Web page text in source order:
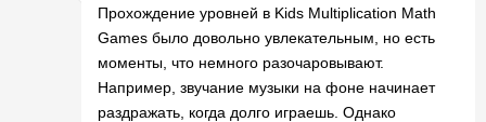
Прохождение уровней в Kids Multiplication Math
Games было довольно увлекательным, но есть
моменты, что немного разочаровывают.
Например, звучание музыки на фоне начинает
раздражать, когда долго играешь. Однако